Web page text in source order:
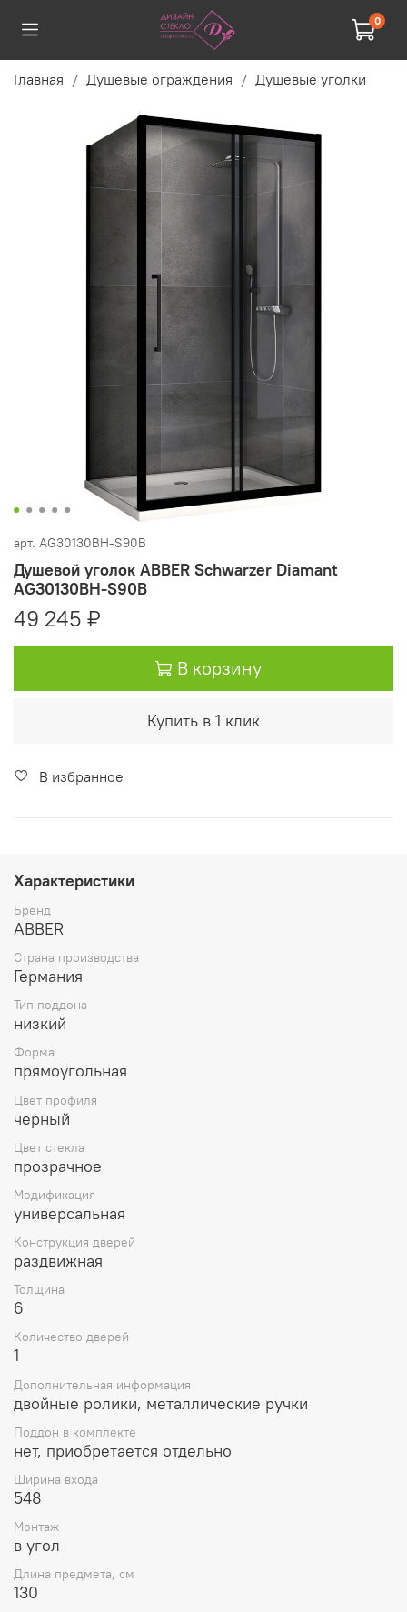
0
Главная Душевые ограждения Душевые уголки
арт. AG30130BH-S90B
Душевой уголок ABBER Schwarzer Diamant
AG30130BH-S90B
49 245 ₽
В корзину
Купить в 1 клик
В избранное
Характеристики
Бренд
ABBER
Страна производства
Германия
Тип поддона
низкий
Форма
прямоугольная
Цвет профиля
черный
Цвет стекла
прозрачное
Модификация
универсальная
Конструкция дверей
раздвижная
Толщина
6
Количество дверей
1
Дополнительная информация
двойные ролики, металлические ручки
Поддон в комплекте
нет, приобретается отдельно
Ширина входа
548
Монтаж
в угол
Длина предмета, см
130